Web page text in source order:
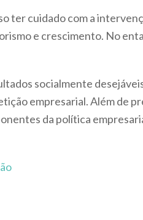
ter cuidado com a
e crescimento. No
socialmente
empresarial. Além de
da política